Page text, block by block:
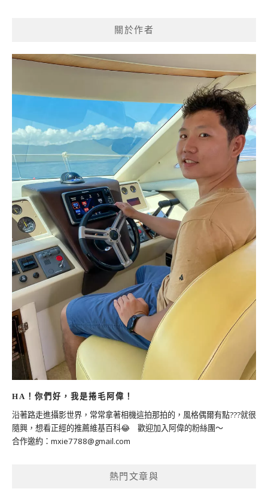
關於作者
HA！你們好，我是捲毛阿偉！
沿著路走進攝影世界，常常拿著相機這拍那拍的，風格偶爾有點???就很
隨興，想看正經的推薦維基百科😂 歡迎加入阿偉的粉絲團～
合作邀約： mxie7788@gmail.com
熱門文章與